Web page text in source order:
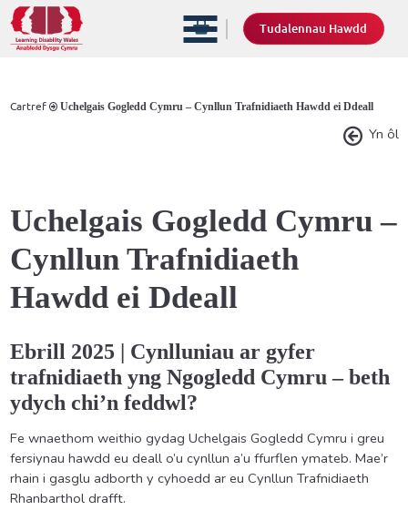
Tudalennau Hawdd
Cartref Uchelgais Gogledd Cymru – Cynllun Trafnidiaeth Hawdd ei Ddeall
Yn ôl
Uchelgais Gogledd Cymru –
Cynllun Trafnidiaeth
Hawdd ei Ddeall
Ebrill 2025 | Cynlluniau ar gyfer
trafnidiaeth yng Ngogledd Cymru – beth
ydych chi’n feddwl?
Fe wnaethom weithio gydag Uchelgais Gogledd Cymru i greu
fersiynau hawdd eu deall o’u cynllun a’u ffurflen ymateb. Mae’r
rhain i gasglu adborth y cyhoedd ar eu Cynllun Trafnidiaeth
Rhanbarthol drafft.